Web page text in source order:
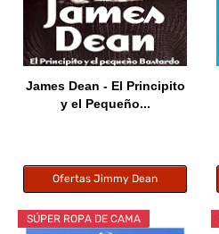
James Dean - El Principito
y el Pequeño...
Ofertas Jimmy Dean
SÚPER ROPA DE CAMA